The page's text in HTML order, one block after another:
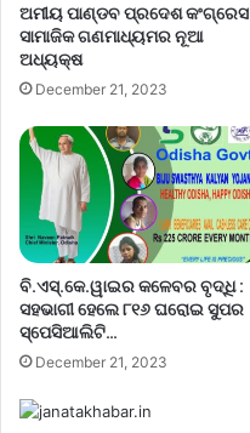
ଅମୀୟ ପାଣ୍ଡବ ପ୍ରଦେଶ କଂଗ୍ରେସ
ସାମାଜିକ ଗଣମାଧ୍ୟମର ନୂଆ
ଅଧ୍ୟକ୍ଷ
December 21, 2023
ବି.ଏସ୍.କେ.ୱାଇର କଳେବର ବୃଦ୍ଧି :
ସହଭାଗୀ ହେଲେ ୮୧୬ ଘରୋଇ ସୁପର
ସ୍ପେସିଆଲିଟି…
December 21, 2023